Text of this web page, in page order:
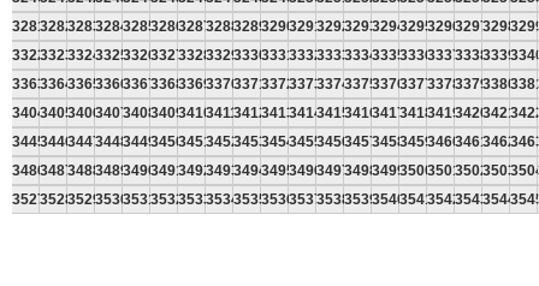
328132823283328432853286328732883289329032913292329332943295329632973298
332233233324332533263327332833293330333133323333333433353336333733383339
336333643365336633673368336933703371337233733374337533763377337833793380
340434053406340734083409341034113412341334143415341634173418341934203421
344534463447344834493450345134523453345434553456345734583459346034613462
348634873488348934903491349234933494349534963497349834993500350135023503
352735283529353035313532353335343535353635373538353935403541354235433544